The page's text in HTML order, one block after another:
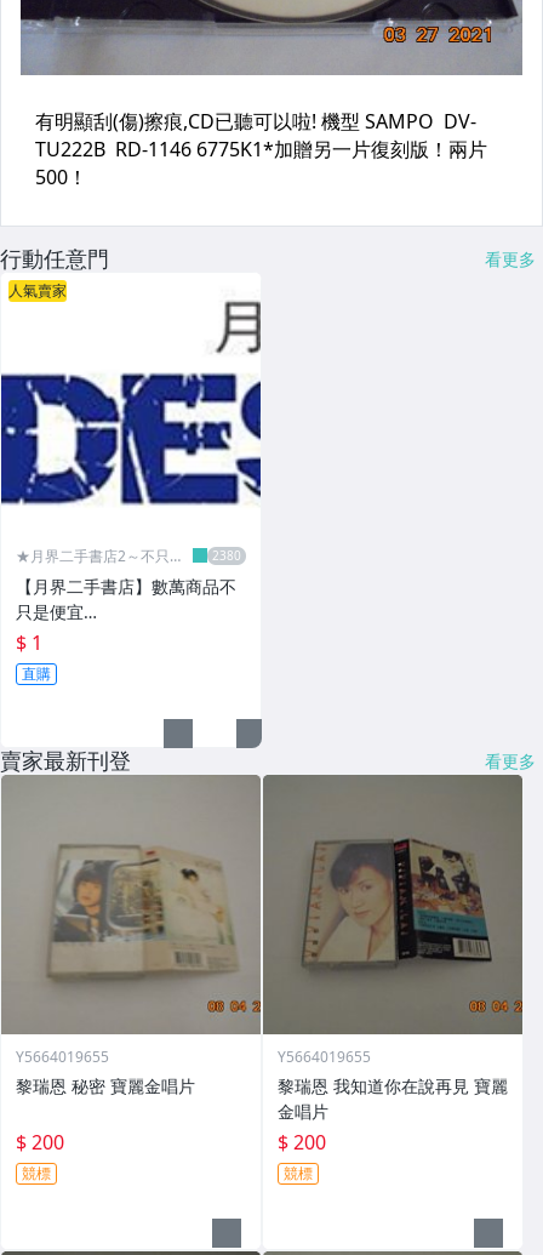
行動任意門 看更多
人氣賣家
★月界二手書店2～不只是
【月界二手書店】數萬商品不
只是便宜…
$ 1
直購
賣家最新刊登 看更多
Y5664019655
黎瑞恩 秘密 寶麗金唱片
$ 200
競標
Y5664019655
黎瑞恩 我知道你在說再見 寶麗
金唱片
$ 200
競標